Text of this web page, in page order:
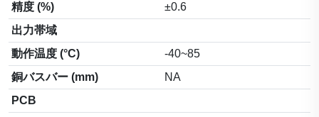
精度 (%)
±0.6
出力帯域
動作温度 (°C)
-40~85
銅バスバー (mm)
NA
PCB